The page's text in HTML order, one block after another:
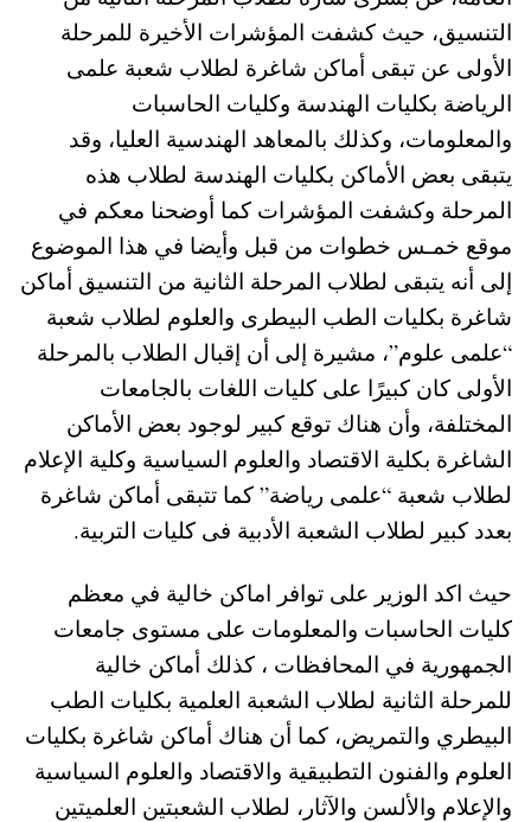
التنسيق، حيث كشفت المؤشرات الأخيرة للمرحلة
الأولى عن تبقى أماكن شاغرة لطلاب شعبة علمى
الرياضة بكليات الهندسة وكليات الحاسبات
والمعلومات، وكذلك بالمعاهد الهندسية العليا، وقد
يتبقى بعض الأماكن بكليات الهندسة لطلاب هذه
المرحلة وكشفت المؤشرات كما أوضحنا معكم في
موقع خمـس خطوات من قبل وأيضا في هذا الموضوع
إلى أنه يتبقى لطلاب المرحلة الثانية من التنسيق أماكن
شاغرة بكليات الطب البيطرى والعلوم لطلاب شعبة
“علمى علوم”، مشيرة إلى أن إقبال الطلاب بالمرحلة
الأولى كان كبيرًا على كليات اللغات بالجامعات
المختلفة، وأن هناك توقع كبير لوجود بعض الأماكن
الشاغرة بكلية الاقتصاد والعلوم السياسية وكلية الإعلام
لطلاب شعبة “علمى رياضة” كما تتبقى أماكن شاغرة
بعدد كبير لطلاب الشعبة الأدبية فى كليات التربية.
حيث اكد الوزير على توافر اماكن خالية في معظم
كليات الحاسبات والمعلومات على مستوى جامعات
الجمهورية في المحافظات ، كذلك أماكن خالية
للمرحلة الثانية لطلاب الشعبة العلمية بكليات الطب
البيطري والتمريض، كما أن هناك أماكن شاغرة بكليات
العلوم والفنون التطبيقية والاقتصاد والعلوم السياسية
والإعلام والألسن والآثار، لطلاب الشعبتين العلميتين